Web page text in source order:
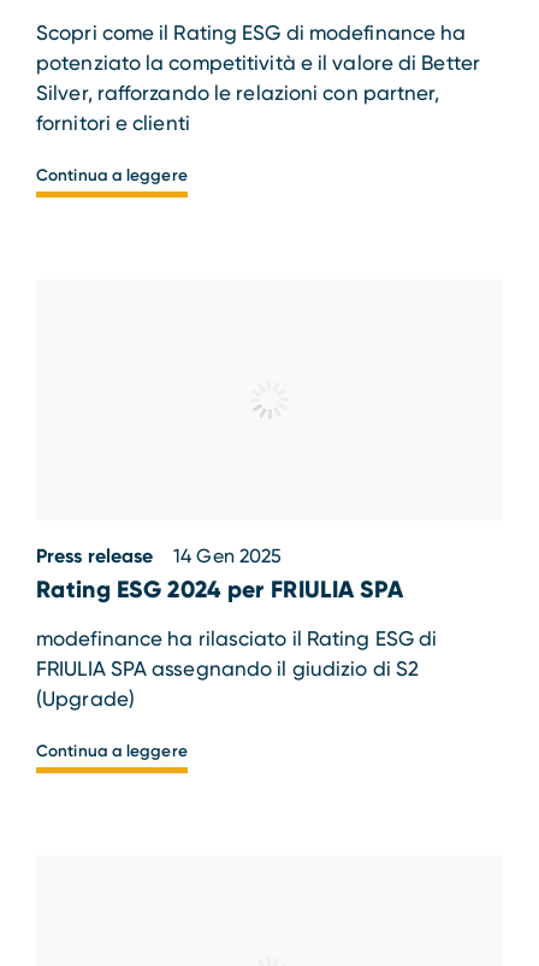
Scopri come il Rating ESG di modefinance ha
potenziato la competitività e il valore di Better
Silver, rafforzando le relazioni con partner,
fornitori e clienti
Continua a leggere
Press release 14 Gen 2025
Rating ESG 2024 per FRIULIA SPA
modefinance ha rilasciato il Rating ESG di
FRIULIA SPA assegnando il giudizio di S2
(Upgrade)
Continua a leggere